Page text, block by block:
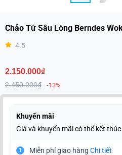
Chảo Từ Sâu Lòng Berndes
4.5
2.150.000₫
2.450.000₫ -13%
Khuyến mãi
Giá và khuyến mãi có thể kết
1 Miễn phí giao hàng Chi tiết